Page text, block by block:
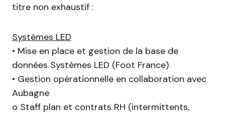
titre non exhaustif :
Systèmes LED
• Mise en place et gestion de la base de
données Systèmes LED (Foot France)
• Gestion opérationnelle en collaboration avec
Aubagne
o Staff plan et contrats RH (intermittents,